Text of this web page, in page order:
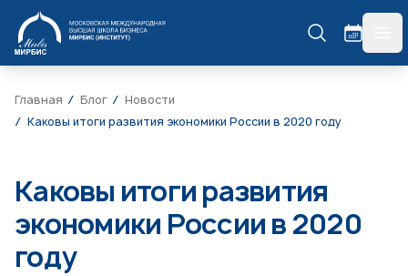
МИРБИС
Главная Блог
Новости
Каковы итоги развития экономики России в 2020 году
Каковы итоги развития
экономики России в 2020
году